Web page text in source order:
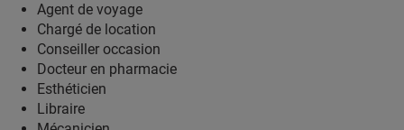
Agent de voyage
Chargé de location
Conseiller occasion
Docteur en pharmacie
Esthéticien
Libraire